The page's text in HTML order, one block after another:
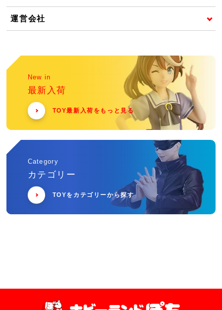
運営会社
New in
最新入荷
TOY最新入荷をもっと見る
Category
カテゴリー
TOYをカテゴリーから探す